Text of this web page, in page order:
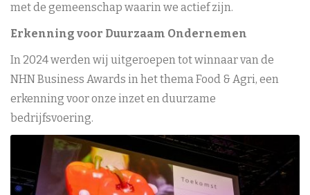
met de gemeenschap waarin we actief zijn.
Erkenning voor Duurzaam Ondernemen
In 2024 werden wij uitgeroepen tot winnaar van de
NHN Business Awards in het thema Food & Agri, een
erkenning voor onze inzet en duurzame
bedrijfsvoering.